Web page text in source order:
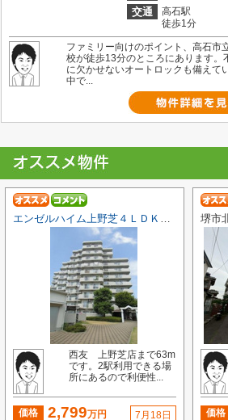
交通
高石駅
徒歩1分
ファミリー向けのポイント、高石市
校が徒歩13分のところにあります。
に欠かせないオートロックも備えて
中で...
エンゼルハイム上野芝４ＬＤＫ（西百舌鳥小学校）
西友 上野芝店まで63m
です。2駅利用できる場
所にあるので利便性...
価格 2,799万円
7月18日
価格